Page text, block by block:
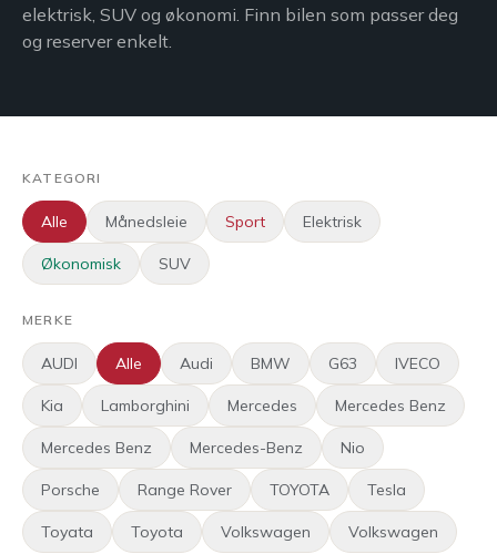
elektrisk, SUV og økonomi. Finn bilen som passer deg
og reserver enkelt.
KATEGORI
Alle Månedsleie Sport Elektrisk
Økonomisk SUV
MERKE
AUDI Alle Audi BMW G63 IVECO
Kia Lamborghini Mercedes Mercedes Benz
Mercedes Benz Mercedes-Benz Nio
Porsche Range Rover TOYOTA Tesla
Toyata Toyota Volkswagen Volkswagen